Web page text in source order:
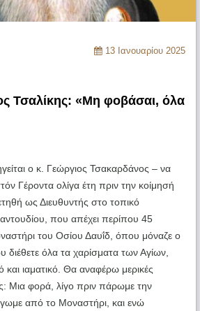
13 Ιανουαρίου 2025
Τσαλίκης: «Μη φοβάσαι, όλα
ο κ. Γεώργιος Τσακαρδάνος – να
Γέροντα ολίγα έτη πριν την κοίμησή
ως Διευθυντής στο τοπικό
που απέχει περίπου 45
του Οσίου Δαυΐδ, όπου μόναζε ο
διέθετε όλα τα χαρίσματα των Αγίων,
και ιαματικό. Θα αναφέρω μερικές
Μια φορά, λίγο πριν πάρωμε την
από το Μοναστήρι, και ενώ